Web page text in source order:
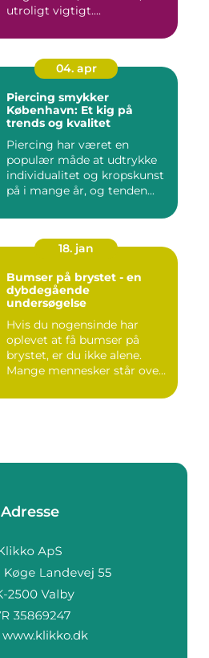
utroligt vigtigt....
04. apr
Piercing smykker
København: Et kig på
trends og kvalitet
Piercing har været en
populær måde at udtrykke
individualitet og kropskunst
på i mange år, og tenden...
18. jan
Bumser på brystet - en
dybdegående
undersøgelse
Hvis du nogensinde har
oplevet at få bumser på
brystet, er du ikke alene.
Mange mennesker står over
Adresse
www.klikko.dk